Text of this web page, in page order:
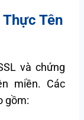
Tên
và chứng
miền. Các
gồm: